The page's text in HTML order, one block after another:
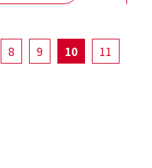
8 9 10 11